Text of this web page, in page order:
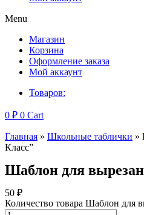
Menu
Магазин
Корзина
Оформление заказа
Мой аккаунт
Товаров:
0 ₽ 0 Cart
Главная » Школьные таблички »
Класс”
Шаблон для
50 ₽
Количество товара Шаблон для